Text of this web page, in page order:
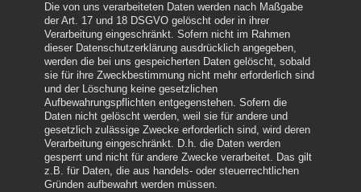
Die von uns verarbeiteten Daten werden nach Maßgabe
der Art. 17 und 18 DSGVO gelöscht oder in ihrer
Verarbeitung eingeschränkt. Sofern nicht im Rahmen
dieser Datenschutzerklärung ausdrücklich angegeben,
werden die bei uns gespeicherten Daten gelöscht, sobald
sie für ihre Zweckbestimmung nicht mehr erforderlich sind
und der Löschung keine gesetzlichen
Aufbewahrungspflichten entgegenstehen. Sofern die
Daten nicht gelöscht werden, weil sie für andere und
gesetzlich zulässige Zwecke erforderlich sind, wird deren
Verarbeitung eingeschränkt. D.h. die Daten werden
gesperrt und nicht für andere Zwecke verarbeitet. Das gilt
z.B. für Daten, die aus handels- oder steuerrechtlichen
Gründen aufbewahrt werden müssen.